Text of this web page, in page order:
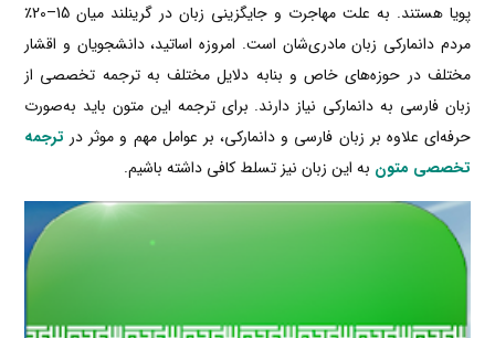
پویا هستند. به علت مهاجرت و جایگزینی زبان در گرینلند میان 15–20٪
مردم دانمارکی زبان مادری‌شان است. امروزه اساتید، دانشجویان و اقشار
مختلف در حوزه‌های خاص و بنابه دلایل مختلف به ترجمه تخصصی از
زبان فارسی به دانمارکی نیاز دارند. برای ترجمه این متون باید به‌صورت
حرفه‌ای علاوه بر زبان فارسی و دانمارکی، بر عوامل مهم و موثر در ترجمه
تخصصی متون به این زبان نیز تسلط کافی داشته باشیم.